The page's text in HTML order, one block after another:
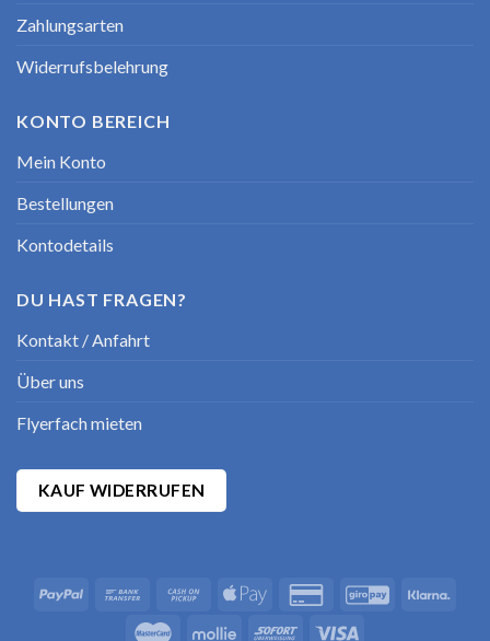
Zahlungsarten
Widerrufsbelehrung
KONTO BEREICH
Mein Konto
Bestellungen
Kontodetails
DU HAST FRAGEN?
Kontakt / Anfahrt
Über uns
Flyerfach mieten
KAUF WIDERRUFEN